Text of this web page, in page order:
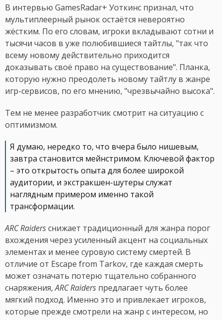
В интервью GamesRadar+ Уоткинс признал, что
мультиплеерный рынок остаётся невероятно
жёстким. По его словам, игроки вкладывают сотни и
тысячи часов в уже полюбившиеся тайтлы, "так что
всему новому действительно приходится
доказывать своё право на существование". Планка,
которую нужно преодолеть новому тайтлу в жанре
игр-сервисов, по его мнению, "чрезвычайно высока".
Тем не менее разработчик смотрит на ситуацию с
оптимизмом.
Я думаю, нередко то, что вчера было нишевым,
завтра становится мейнстримом. Ключевой фактор
– это открытость опыта для более широкой
аудитории, и экстракшен-шутеры служат
наглядным примером именно такой
трансформации.
ARC Raidersснижает традиционный для жанра порог
вхождения через усиленный акцент на социальных
элементах и менее суровую систему смертей. В
отличие от Escape from Tarkov, где каждая смерть
может означать потерю тщательно собранного
снаряжения,ARC Raiders предлагает чуть более
мягкий подход. Именно это и привлекает игроков,
которые прежде смотрели на жанр с интересом, но